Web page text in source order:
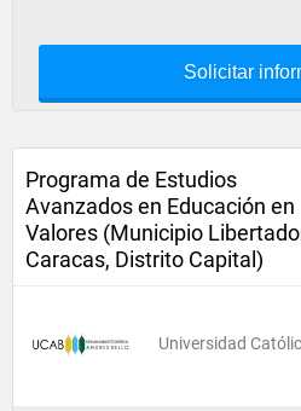
Solicitar
Programa de Estudios
Avanzados en Educación en
Valores (Municipio
Caracas, Distrito Capital)
Universidad